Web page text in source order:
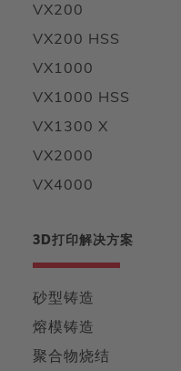
VX200
VX200 HSS
VX1000
VX1000 HSS
VX1300 X
VX2000
VX4000
3D打印解决方案
砂型铸造
熔模铸造
聚合物烧结